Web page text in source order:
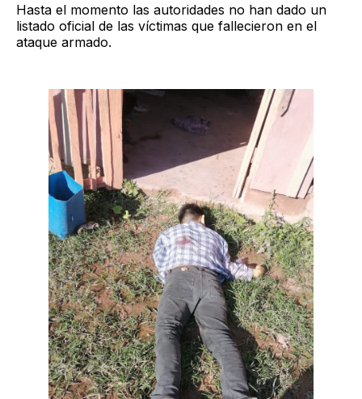
Hasta el momento las autoridades no han dado un
listado oficial de las víctimas que fallecieron en el
ataque armado.